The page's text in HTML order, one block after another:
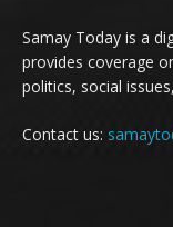
Samay Today is a
provides coverage
politics, social
Contact us: